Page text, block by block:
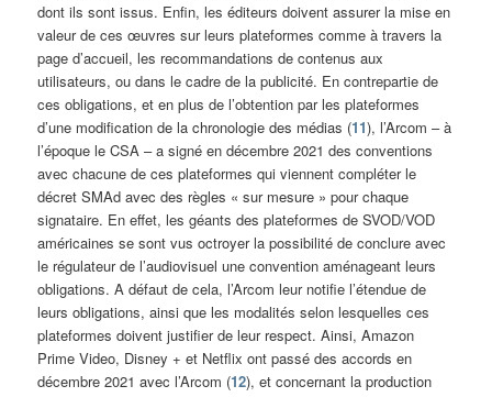
dont ils sont issus. Enfin, les éditeurs doivent assurer la mise en
valeur de ces œuvres sur leurs plateformes comme à travers la
page d’accueil, les recommandations de contenus aux
utilisateurs, ou dans le cadre de la publicité. En contrepartie de
ces obligations, et en plus de l’obtention par les plateformes
d’une modification de la chronologie des médias (11), l’Arcom – à
l’époque le CSA – a signé en décembre 2021 des conventions
avec chacune de ces plateformes qui viennent compléter le
décret SMAd avec des règles « sur mesure » pour chaque
signataire. En effet, les géants des plateformes de SVOD/VOD
américaines se sont vus octroyer la possibilité de conclure avec
le régulateur de l’audiovisuel une convention aménageant leurs
obligations. A défaut de cela, l’Arcom leur notifie l’étendue de
leurs obligations, ainsi que les modalités selon lesquelles ces
plateformes doivent justifier de leur respect. Ainsi, Amazon
Prime Video, Disney + et Netflix ont passé des accords en
décembre 2021 avec l’Arcom (12), et concernant la production